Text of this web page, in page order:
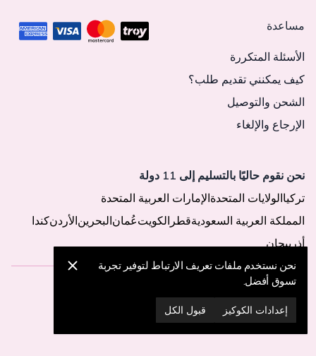
مساعدة
الأسئلة المتكررة
كيف يمكنني تقديم طلب؟
الشحن والتوصيل
الإرجاع والإلغاء
نحن نقوم حاليًا بالتسليم إلى 11 دولة
تركياالولايات المتحدةالإمارات العربية المتحدة
المملكة العربية السعوديةقطر الكويتعُمانالبحرينالأردنكندا
أذربيجان
© 2025 MegaButik -
إعدادات الكوكيز
نحن نستخدم ملفات تعريف الارتباط لتوفير تجربة
تسوق أفضل.
إعدادات الكوكيز قبول الكل